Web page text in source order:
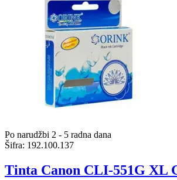
Po narudžbi 2 - 5 radna dana
Šifra: 192.100.137
Tinta Canon CLI-551G XL